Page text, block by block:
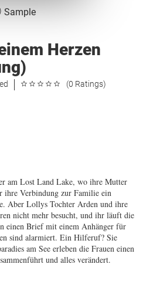
Sample
Herzen
(0 Ratings)
am Lost Land Lake, wo ihre Mutter
Verbindung zur Familie ein
Aber Lollys Tochter Arden und ihre
nicht mehr besucht, und ihr läuft die
einen Brief mit einem Anhänger für
sind alarmiert. Ein Hilferuf? Sie
am See erleben die Frauen einen
und alles verändert.